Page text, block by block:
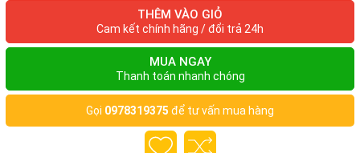
THÊM VÀO GIỎ
Cam kết chính hãng / đổi trả 24h
MUA NGAY
Thanh toán nhanh chóng
Gọi 0978319375 để tư vấn mua hàng